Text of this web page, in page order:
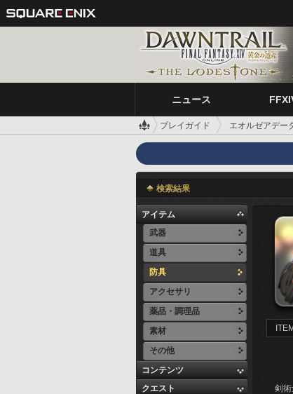
ニュース
プレイガイド エオルゼアデー
検索結果
アイテム
武器
道具
防具
アクセサリ
薬品・調理品
素材
その他
コンテンツ
クエスト
剣